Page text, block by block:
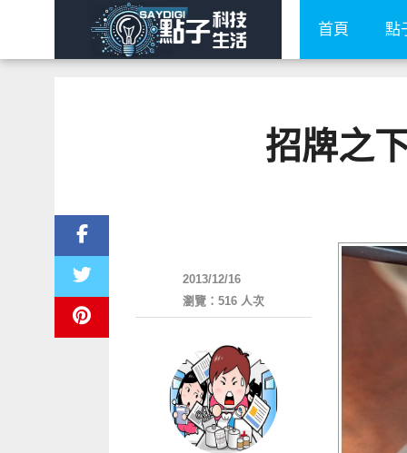
首頁 點
招牌之
2013/12/16
瀏覽：516 人次